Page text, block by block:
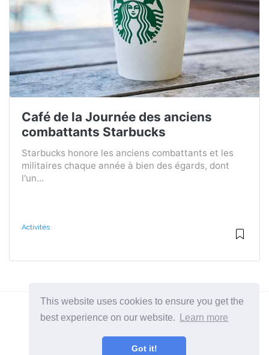
This website uses cookies to ensure you get the
best experience on our website.
Learn more
Got it!
Café de la Journée des anciens
combattants Starbucks
Starbucks honore les anciens combattants et les
militaires chaque année à bien des égards, dont
l'un...
Activités
2026 ©BuruNews
Toutes catégories